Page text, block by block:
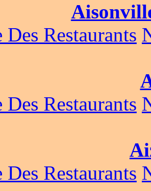
Des Restaurants
Des Restaurants
Des Restaurants